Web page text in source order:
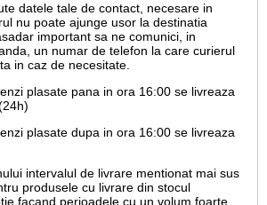
datele tale de contact, necesare in
nu poate ajunge usor la destinatia
important sa ne comunici, in
un numar de telefon la care curierul
in caz de necesitate.
plasate pana in ora 16:00 se livreaza
plasate dupa in ora 16:00 se livreaza
intervalul de livrare mentionat mai sus
produsele cu livrare din stocul
facand perioadele cu un volum foarte